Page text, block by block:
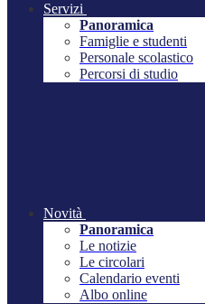
Servizi
Panoramica
Famiglie e studenti
Personale scolastico
Percorsi di studio
Novità
Panoramica
Le notizie
Le circolari
Calendario eventi
Albo online